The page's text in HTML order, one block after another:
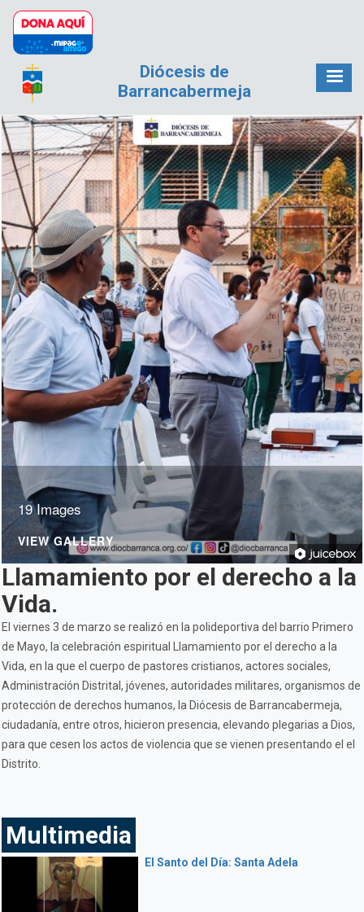
Pasar al contenido principal
Diócesis de
Barrancabermeja
19 Images
VIEW GALLERY
Llamamiento por el derecho a la
Vida.
El viernes 3 de marzo se realizó en la polideportiva del barrio Primero
de Mayo, la celebración espiritual Llamamiento por el derecho a la
Vida, en la que el cuerpo de pastores cristianos, actores sociales,
Administración Distrital, jóvenes, autoridades militares, organismos de
protección de derechos humanos, la Diócesis de Barrancabermeja,
ciudadanía, entre otros, hicieron presencia, elevando plegarias a Dios,
para que cesen los actos de violencia que se vienen presentando el el
Distrito.
Multimedia
El Santo del Día: Santa Adela